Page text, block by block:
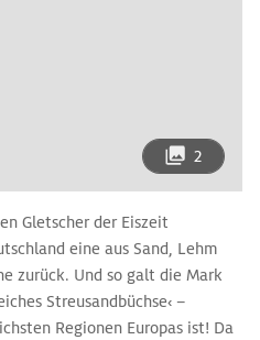
2
Gletscher der Eiszeit
eine aus Sand, Lehm
zurück. Und so galt die Mark
Streusandbüchse‹ –
Regionen Europas ist! Da